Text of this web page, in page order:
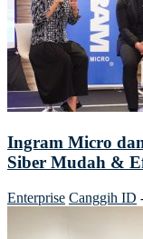
Ingram Micro
Siber Mudah &
Enterprise Canggih ID